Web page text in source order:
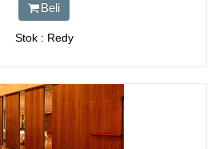
Beli
Stok : Redy